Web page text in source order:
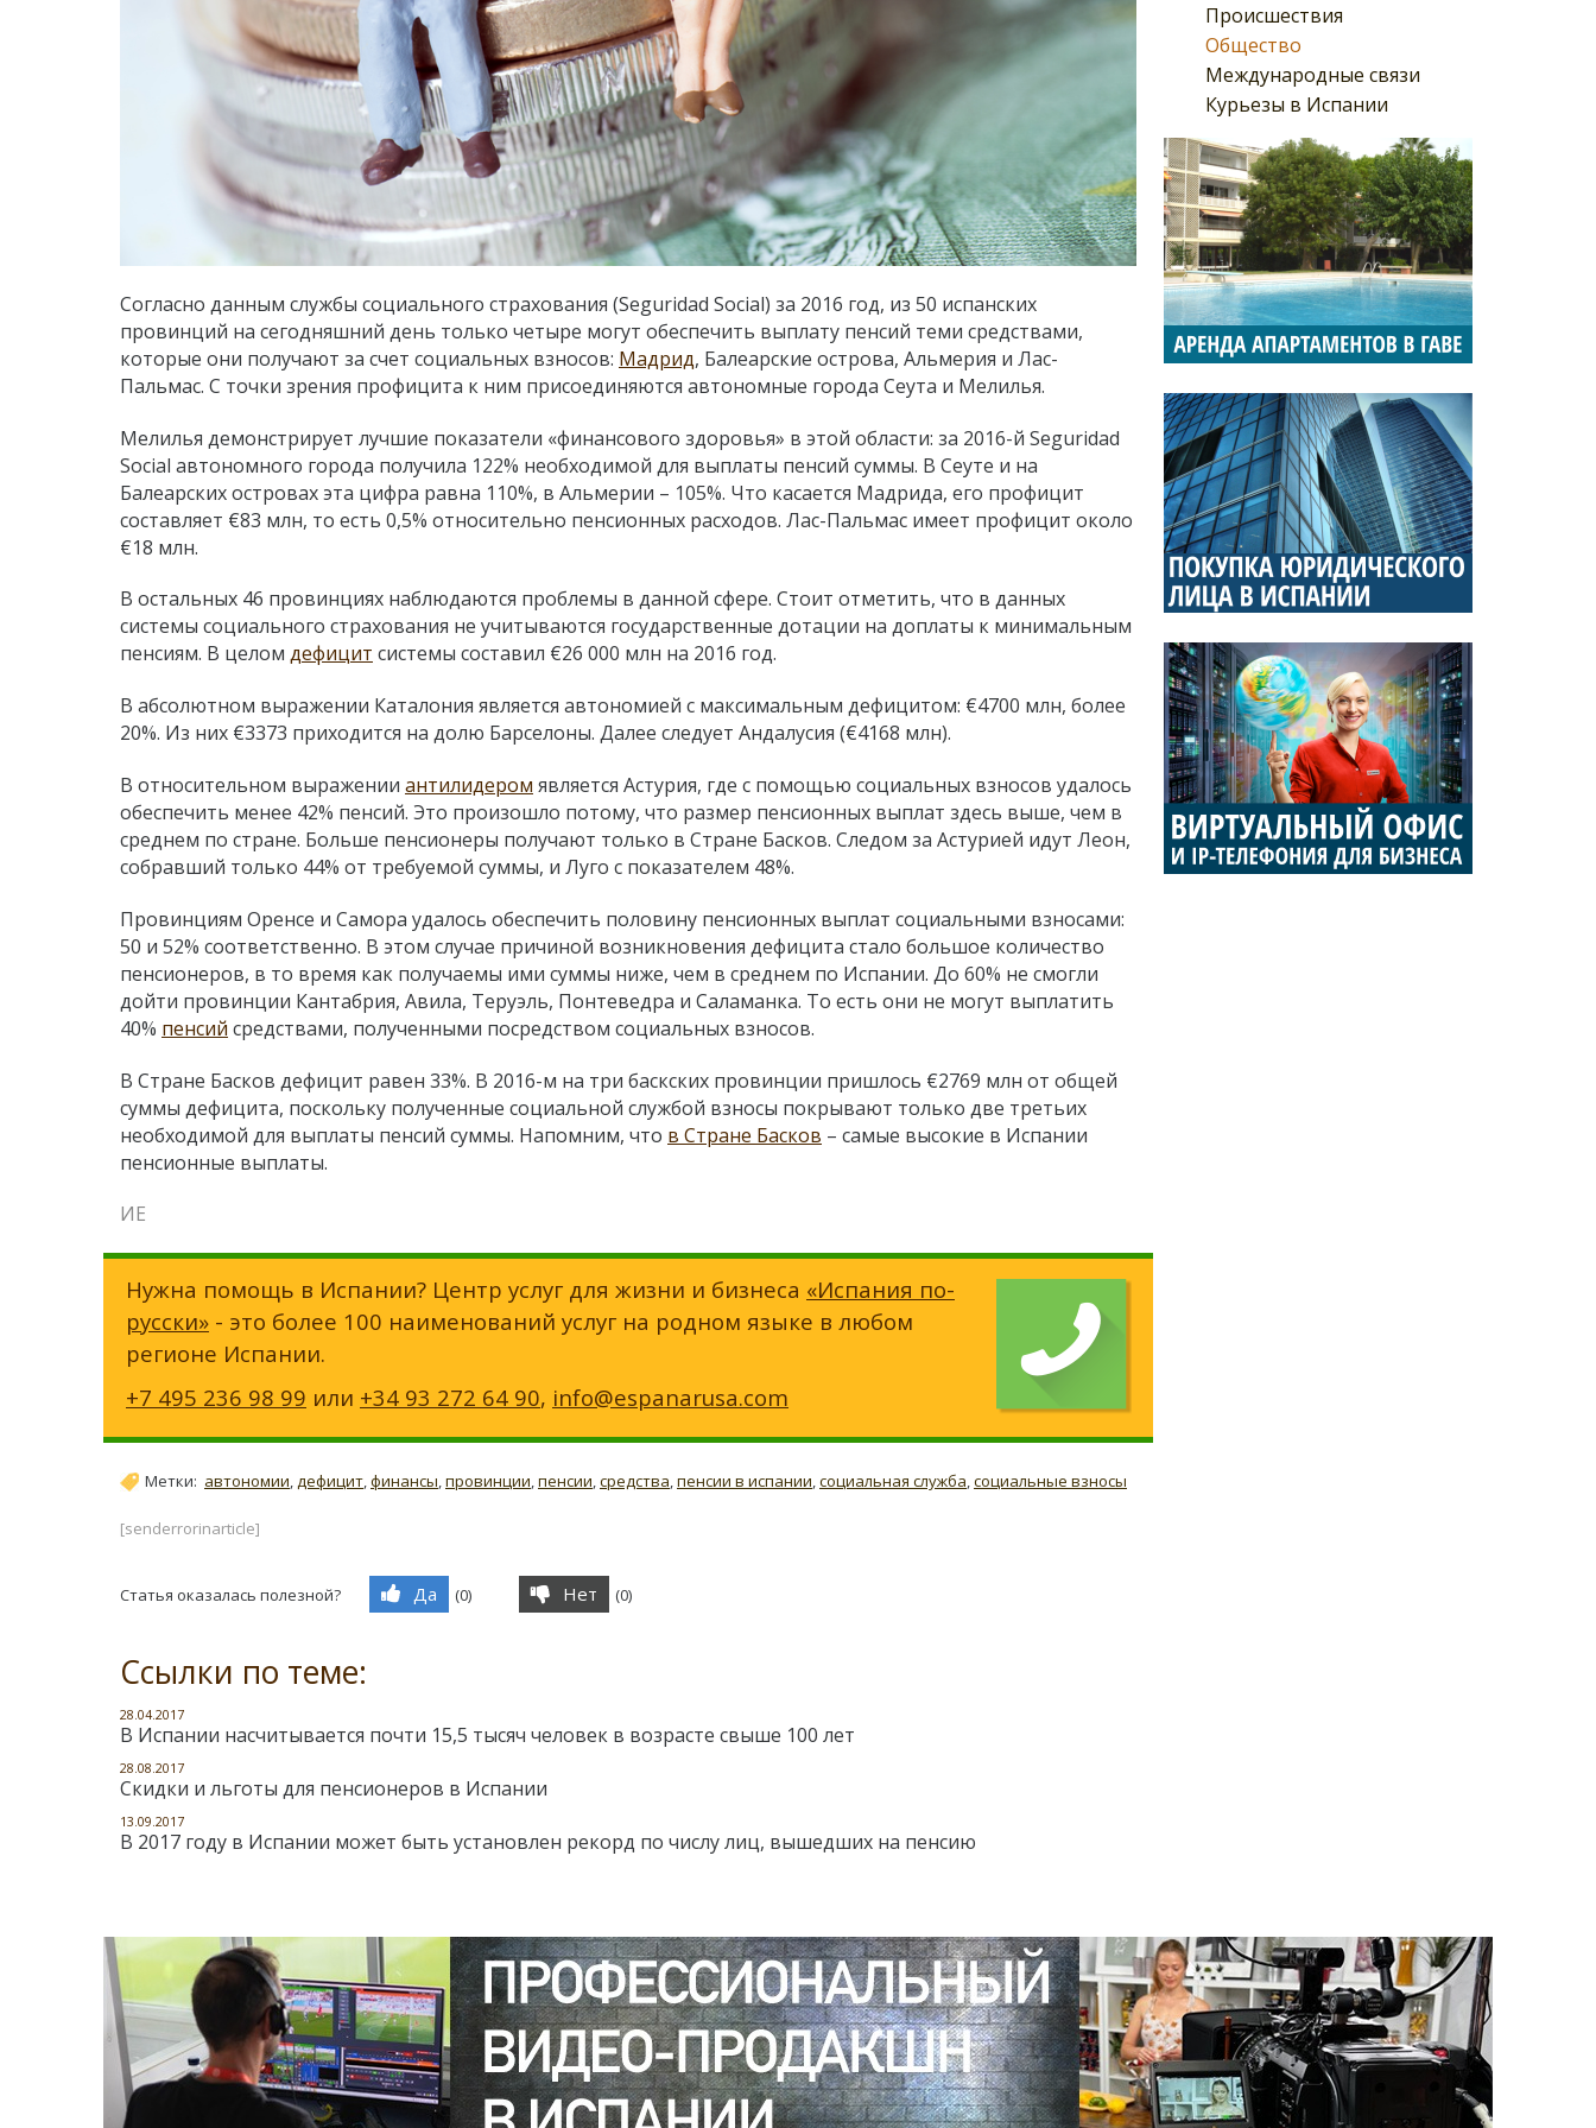
Происшествия
Общество
Международные связи
Курьезы в Испании
Согласно данным службы социального страхования (Seguridad Social) за 2016 год, из 50 испанских
провинций на сегодняшний день только четыре могут обеспечить выплату пенсий теми средствами,
которые они получают за счет социальных взносов: Мадрид, Балеарские острова, Альмерия и Лас-
Пальмас. С точки зрения профицита к ним присоединяются автономные города Сеута и Мелилья.
Мелилья демонстрирует лучшие показатели «финансового здоровья» в этой области: за 2016-й Seguridad
Social автономного города получила 122% необходимой для выплаты пенсий суммы. В Сеуте и на
Балеарских островах эта цифра равна 110%, в Альмерии – 105%. Что касается Мадрида, его профицит
составляет €83 млн, то есть 0,5% относительно пенсионных расходов. Лас-Пальмас имеет профицит около
€18 млн.
В остальных 46 провинциях наблюдаются проблемы в данной сфере. Стоит отметить, что в данных
системы социального страхования не учитываются государственные дотации на доплаты к минимальным
пенсиям. В целом дефицит системы составил €26 000 млн на 2016 год.
В абсолютном выражении Каталония является автономией с максимальным дефицитом: €4700 млн, более
20%. Из них €3373 приходится на долю Барселоны. Далее следует Андалусия (€4168 млн).
В относительном выражении антилидером является Астурия, где с помощью социальных взносов удалось
обеспечить менее 42% пенсий. Это произошло потому, что размер пенсионных выплат здесь выше, чем в
среднем по стране. Больше пенсионеры получают только в Стране Басков. Следом за Астурией идут Леон,
собравший только 44% от требуемой суммы, и Луго с показателем 48%.
Провинциям Оренсе и Самора удалось обеспечить половину пенсионных выплат социальными взносами:
50 и 52% соответственно. В этом случае причиной возникновения дефицита стало большое количество
пенсионеров, в то время как получаемы ими суммы ниже, чем в среднем по Испании. До 60% не смогли
дойти провинции Кантабрия, Авила, Теруэль, Понтеведра и Саламанка. То есть они не могут выплатить
40% пенсий средствами, полученными посредством социальных взносов.
В Стране Басков дефицит равен 33%. В 2016-м на три баскских провинции пришлось €2769 млн от общей
суммы дефицита, поскольку полученные социальной службой взносы покрывают только две третьих
необходимой для выплаты пенсий суммы. Напомним, что в Стране Басков – самые высокие в Испании
пенсионные выплаты.
ИЕ
Нужна помощь в Испании? Центр услуг для жизни и бизнеса «Испания по-
русски» - это более 100 наименований услуг на родном языке в любом
регионе Испании.
+7 495 236 98 99 или +34 93 272 64 90, info@espanarusa.com
Метки: автономии,дефицит,финансы,провинции,пенсии,средства,пенсии в испании,социальная служба,социальные взносы
[senderrorinarticle]
Статья оказалась полезной? Да (0) Нет (0)
Ссылки по теме:
28.04.2017
В Испании насчитывается почти 15,5 тысяч человек в возрасте свыше 100 лет
28.08.2017
Скидки и льготы для пенсионеров в Испании
13.09.2017
В 2017 году в Испании может быть установлен рекорд по числу лиц, вышедших на пенсию